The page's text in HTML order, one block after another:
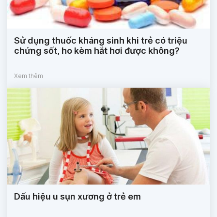
Sử dụng thuốc kháng sinh khi trẻ có triệu
chứng sốt, ho kèm hắt hơi được không?
Xem thêm
Dấu hiệu u sụn xương ở trẻ em